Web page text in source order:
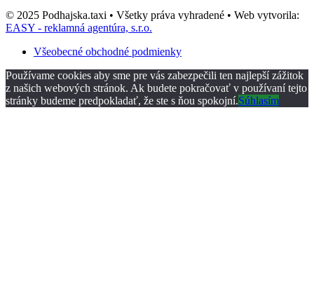
© 2025 Podhajska.taxi • Všetky práva vyhradené • Web vytvorila:
EASY - reklamná agentúra, s.r.o.
Všeobecné obchodné podmienky
Používame cookies aby sme pre vás zabezpečili ten najlepší zážitok
z našich webových stránok. Ak budete pokračovať v používaní tejto
stránky budeme predpokladať, že ste s ňou spokojní.Súhlasím